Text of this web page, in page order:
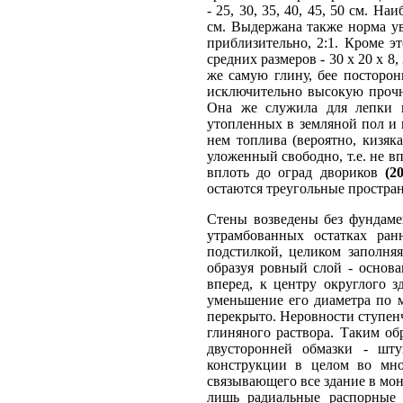
- 25, 30, 35, 40, 45, 50 см.
см. Выдержана также норма
приблизительно, 2:1. Кроме
средних размеров - 30 х 20 х
же самую глину, бее
исключительно высокую
Она же служила для лепки
утопленных в земляной пол и
нем топлива (вероятно,
уложенный свободно, т.е. не
вплоть до оград двориков
остаются треугольные
Стены возведены без
утрамбованных остатках
подстилкой, целиком
образуя ровный слой -
вперед, к центру округлого
уменьшение его диаметра по
перекрыто. Неровности
глиняного раствора. Таким
двусторонней обмазки -
конструкции в целом во
связывающего все здание в
лишь радиальные